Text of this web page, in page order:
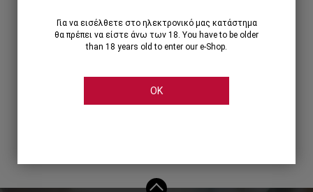
Για να εισέλθετε στο ηλεκτρονικό μας κατάστημα
θα πρέπει να είστε άνω των 18. You have to be older
than 18 years old to enter our e-Shop.
OK